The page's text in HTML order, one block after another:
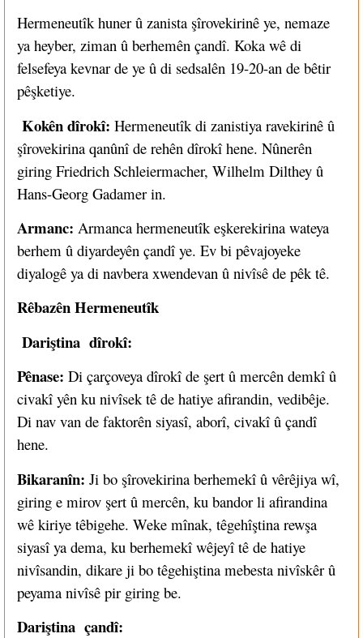
Hermeneutîk huner û zanista şîrovekirinê ye, nemaze
ya heyber, ziman û berhemên çandî. Koka wê di
felsefeya kevnar de ye û di sedsalên 19-20-an de bêtir
pêşketiye.
Kokên dîrokî: Hermeneutîk di zanistiya ravekirinê û
şîrovekirina qanûnî de rehên dîrokî hene. Nûnerên
giring Friedrich Schleiermacher, Wilhelm Dilthey û
Hans-Georg Gadamer in.
Armanc: Armanca hermeneutîk eşkerekirina wateya
berhem û diyardeyên çandî ye. Ev bi pêvajoyeke
diyalogê ya di navbera xwendevan û nivîsê de pêk tê.
Rêbazên Hermeneutîk
Dariştina dîrokî:
Pênase: Di çarçoveya dîrokî de şert û mercên demkî û
civakî yên ku nivîsek tê de hatiye afirandin, vedibêje.
Di nav van de faktorên siyasî, aborî, civakî û çandî
hene.
Bikaranîn: Ji bo şîrovekirina berhemekî û vêrêjiya wî,
giring e mirov şert û mercên, ku bandor li afirandina
wê kiriye têbigehe. Weke mînak, têgehîştina rewşa
siyasî ya dema, ku berhemekî wêjeyî tê de hatiye
nivîsandin, dikare ji bo têgehiştina mebesta nivîskêr û
peyama nivîsê pir giring be.
Dariştina çandî: